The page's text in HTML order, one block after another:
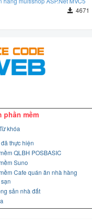
5 /5sao
bất động sản Đà Nẵng rất
sản Đà Nẵng đáp ứng
sản Đà Nẵng đáp ứng
Lúc: 2023-04-26 14:12:45
động sản Đà Nẵng dễ triển
3/5sao
động sản Đà Nẵng đáng kể
4671
phần mềm
khóa
thực hiện
QLBH POSBASIC
Suno
Cafe quán ăn nhà hàng
sản nhà đất